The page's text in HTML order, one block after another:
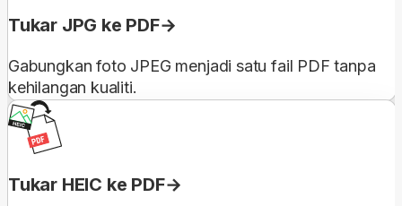
Tukar JPG ke PDF
Gabungkan foto JPEG menjadi satu fail PDF tanpa
kehilangan kualiti.
Tukar HEIC ke PDF